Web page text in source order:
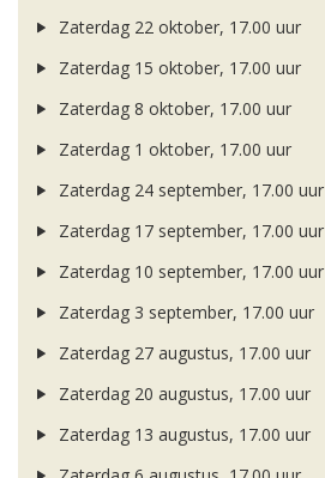
Zaterdag 22 oktober, 17.00 uur
Zaterdag 15 oktober, 17.00 uur
Zaterdag 8 oktober, 17.00 uur
Zaterdag 1 oktober, 17.00 uur
Zaterdag 24 september, 17.00 uur
Zaterdag 17 september, 17.00 uur
Zaterdag 10 september, 17.00 uur
Zaterdag 3 september, 17.00 uur
Zaterdag 27 augustus, 17.00 uur
Zaterdag 20 augustus, 17.00 uur
Zaterdag 13 augustus, 17.00 uur